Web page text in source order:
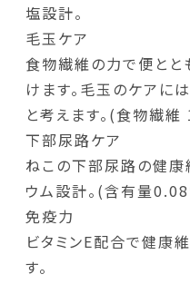
塩設計。
毛玉ケア
食物繊維の力で便とと
けます。毛玉のケアに
と考えます。(食物繊
下部尿路ケア
ねこの下部尿路の健康
ウム設計。(含有量
免疫力
ビタミンE配合で健康
す。